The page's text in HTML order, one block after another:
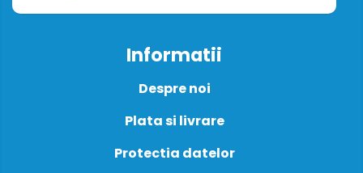
Informatii
Despre noi
Plata si livrare
Protectia datelor